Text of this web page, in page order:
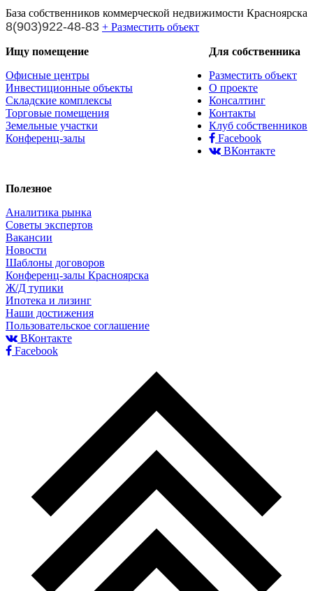
База собственников коммерческой недвижимости Красноярска
8(903)922-48-83 + Разместить объект
Ищу помещение
Офисные центры
Инвестиционные объекты
Складские комплексы
Торговые помещения
Земельные участки
Конференц-залы
Для собственника
Разместить объект
О проекте
Консалтинг
Контакты
Клуб собственников
Facebook
ВКонтакте
Полезное
Аналитика рынка
Советы экспертов
Вакансии
Новости
Шаблоны договоров
Конференц-залы Красноярска
Ж/Д тупики
Ипотека и лизинг
Наши достижения
Пользовательское соглашение
ВКонтакте
Facebook